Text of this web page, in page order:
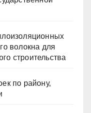
волокна для
строительства
по району,